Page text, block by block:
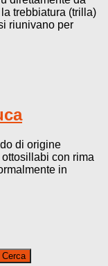
trebbiatura (trilla)
riunivano per
di origine
con rima
in